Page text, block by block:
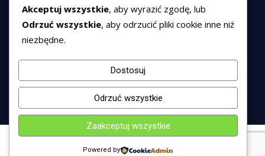
Dokumenty
Regulamin świadczenia usług
Polityka prywatności
Polityka cookies
© 2016 - 2026 HEXSSL - All rights reserved.
Akceptuj wszystkie, aby wyrazić zgodę, lub
Odrzuć wszystkie, aby odrzucić pliki cookie inne niż
niezbędne.
Dostosuj
Odrzuć wszystkie
Zaakceptuj wszystkie
Powered by